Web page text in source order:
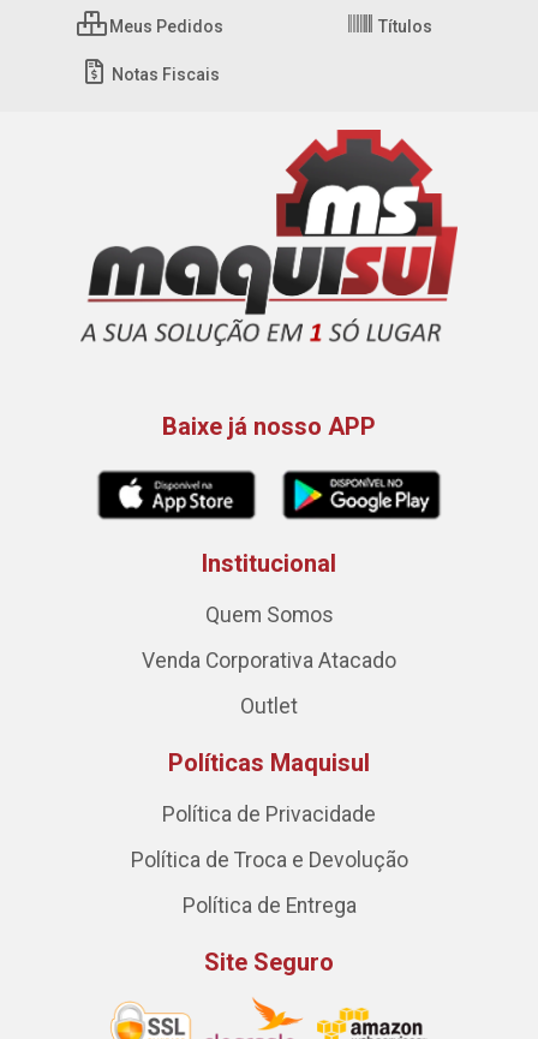
Meus Pedidos Títulos
Notas Fiscais
Baixe já nosso APP
Institucional
Quem Somos
Venda Corporativa Atacado
Outlet
Políticas Maquisul
Política de Privacidade
Política de Troca e Devolução
Política de Entrega
Site Seguro